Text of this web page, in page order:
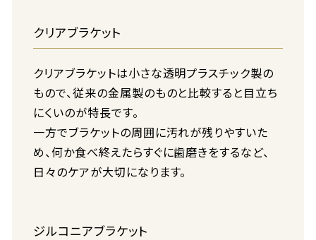
クリアブラケット
クリアブラケットは小さな透明プラスチック製の
もので、従来の金属製のものと比較すると目立ち
にくいのが特長です。
一方でブラケットの周囲に汚れが残りやすいた
め、何か食べ終えたらすぐに歯磨きをするなど、
日々のケアが大切になります。
ジルコニアブラケット